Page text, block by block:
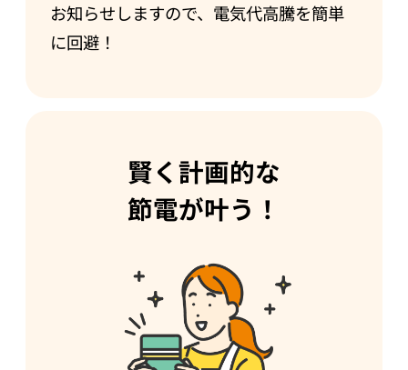
お知らせしますので、電気代高騰を簡単
に回避！
賢く計画的な
節電が叶う！